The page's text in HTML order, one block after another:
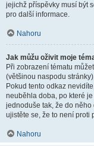
jejichž příspěvky musí být
pro další informace.
Nahoru
Jak můžu oživit moje
Při zobrazení tématu
(většinou naspodu
Pokud tento odkaz
neuběhla doba, po které
jednoduše tak, že do
ujistěte se, že to není proti
Nahoru